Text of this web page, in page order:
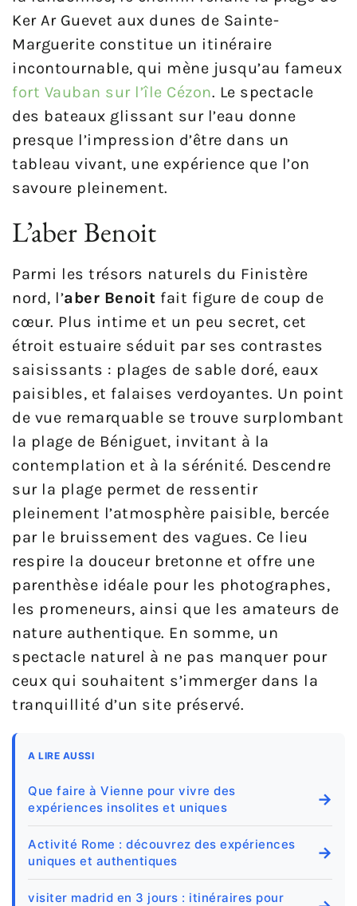
Ker Ar Guevet aux dunes de Sainte-
Marguerite constitue un itinéraire
incontournable, qui mène jusqu’au fameux
fort Vauban sur l’île Cézon. Le spectacle
des bateaux glissant sur l’eau donne
presque l’impression d’être dans un
tableau vivant, une expérience que l’on
savoure pleinement.
L’aber Benoit
Parmi les trésors naturels du Finistère
nord, l’aber Benoit fait figure de coup de
cœur. Plus intime et un peu secret, cet
étroit estuaire séduit par ses contrastes
saisissants : plages de sable doré, eaux
paisibles, et falaises verdoyantes. Un point
de vue remarquable se trouve surplombant
la plage de Béniguet, invitant à la
contemplation et à la sérénité. Descendre
sur la plage permet de ressentir
pleinement l’atmosphère paisible, bercée
par le bruissement des vagues. Ce lieu
respire la douceur bretonne et offre une
parenthèse idéale pour les photographes,
les promeneurs, ainsi que les amateurs de
nature authentique. En somme, un
spectacle naturel à ne pas manquer pour
ceux qui souhaitent s’immerger dans la
tranquillité d’un site préservé.
A LIRE AUSSI
Que faire à Vienne pour vivre des
expériences insolites et uniques
→
Activité Rome : découvrez des expériences
uniques et authentiques
→
visiter madrid en 3 jours : itinéraires pour